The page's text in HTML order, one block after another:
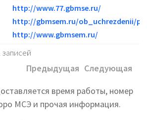
http://www.77.gbmse.ru/
http://gbmsem.ru/ob_uchrezdenii/
http://www.gbmsem.ru/
записей
Предыдущая Следующая
время работы, номер
МСЭ и прочая информация.